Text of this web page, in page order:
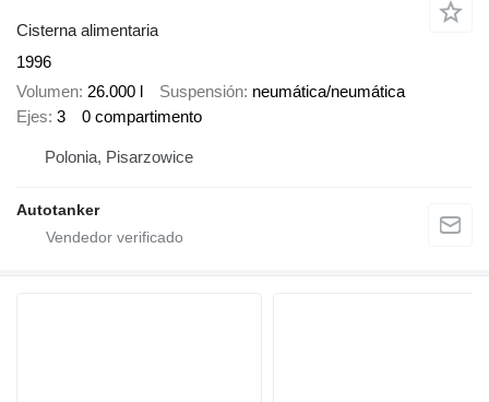
Cisterna alimentaria
1996
Volumen 26.000 l Suspensión neumática/neumática
Ejes 3 0 compartimento
Polonia, Pisarzowice
Autotanker